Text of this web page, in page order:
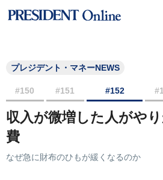
プレジデント・マネーNEWS
#150 #151 #152
収入が微増した人がや
費
なぜ急に財布のひもが緩くなるのか